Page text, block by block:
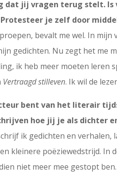
dat jij vragen terug stelt.
je zelf door
bevalt me wel. In
gedichten. Nu zegt het me
ik heb meer moeten leren
Vertraagd stilleven. Ik wil de
bent van het literair
hoe jij je als
ik gedichten en
kleinere poëziewedstrijd. In
niet meer mee gestopt ben.